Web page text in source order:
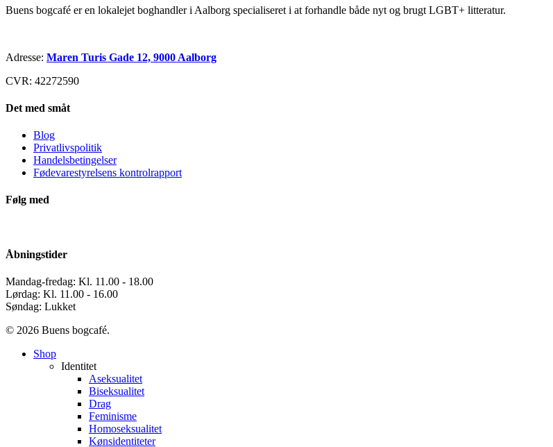
Buens bogcafé er en lokalejet boghandler i Aalborg specialiseret i at forhandle både nyt og brugt LGBT+ litteratur.
Adresse: Maren Turis Gade 12, 9000 Aalborg
CVR: 42272590
Det med småt
Blog
Privatlivspolitik
Handelsbetingelser
Fødevarestyrelsens kontrolrapport
Følg med
Åbningstider
Mandag-fredag: Kl. 11.00 - 18.00
Lørdag: Kl. 11.00 - 16.00
Søndag: Lukket
© 2026 Buens bogcafé.
Close
Shop
Identitet
Aseksualitet
Biseksualitet
Drag
Feminisme
Homoseksualitet
Kønsidentiteter